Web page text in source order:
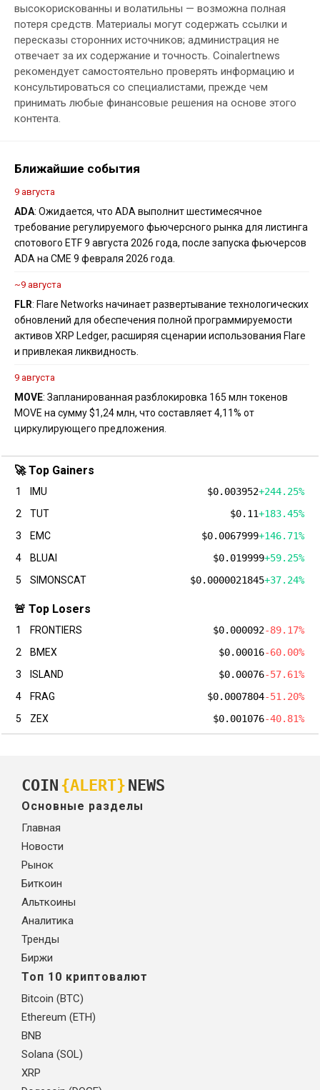
высокорискованны и волатильны — возможна полная
потеря средств. Материалы могут содержать ссылки и
пересказы сторонних источников; администрация не
отвечает за их содержание и точность. Coinalertnews
рекомендует самостоятельно проверять информацию и
консультироваться со специалистами, прежде чем
принимать любые финансовые решения на основе этого
контента.
Ближайшие события
9 августа
ADA: Ожидается, что ADA выполнит шестимесячное
требование регулируемого фьючерсного рынка для листинга
спотового ETF 9 августа 2026 года, после запуска фьючерсов
ADA на CME 9 февраля 2026 года.
~9 августа
FLR: Flare Networks начинает развертывание технологических
обновлений для обеспечения полной программируемости
активов XRP Ledger, расширяя сценарии использования Flare
и привлекая ликвидность.
9 августа
MOVE: Запланированная разблокировка 165 млн токенов
MOVE на сумму $1,24 млн, что составляет 4,11% от
циркулирующего предложения.
🚀 Top Gainers
1 IMU $0.003952+244.25%
2
TUT $0.11+183.45%
3
EMC $0.0067999+146.71%
4
BLUAI $0.019999+59.25%
5
SIMONSCAT $0.0000021845+37.24%
🚨 Top Losers
1 FRONTIERS $0.000092-89.17%
2
BMEX $0.00016-60.00%
3
ISLAND $0.00076-57.61%
4
FRAG $0.0007804-51.20%
5
ZEX $0.001076-40.81%
COIN {ALERT} NEWS
Основные разделы
Главная
Новости
Рынок
Биткоин
Альткоины
Аналитика
Тренды
Биржи
Топ 10 криптовалют
Bitcoin (BTC)
Ethereum (ETH)
BNB
Solana (SOL)
XRP